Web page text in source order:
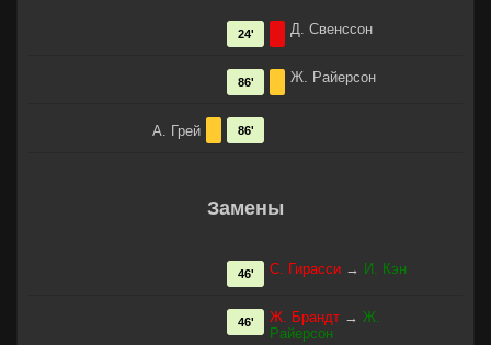
Д. Свенссон
24'
Ж. Райерсон
86'
А. Грей 86'
Замены
С. Гирасси → И. Кэн
46'
Ж. Брандт → Ж.
Райерсон
46'